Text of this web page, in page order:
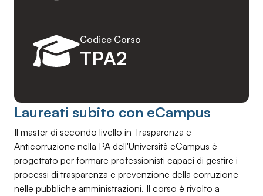
TPA2
Codice Corso
Laureati subito con eCampus
Il master di secondo livello in Trasparenza e
Anticorruzione nella PA dell'Università eCampus è
progettato per formare professionisti capaci di gestire i
processi di trasparenza e prevenzione della corruzione
nelle pubbliche amministrazioni. Il corso è rivolto a